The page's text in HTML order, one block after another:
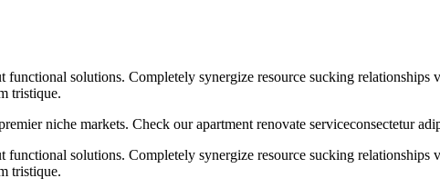
solutions. Completely synergize resource sucking relationships
tristique.
niche markets. Check our apartment renovate serviceconsectetur
solutions. Completely synergize resource sucking relationships
tristique.